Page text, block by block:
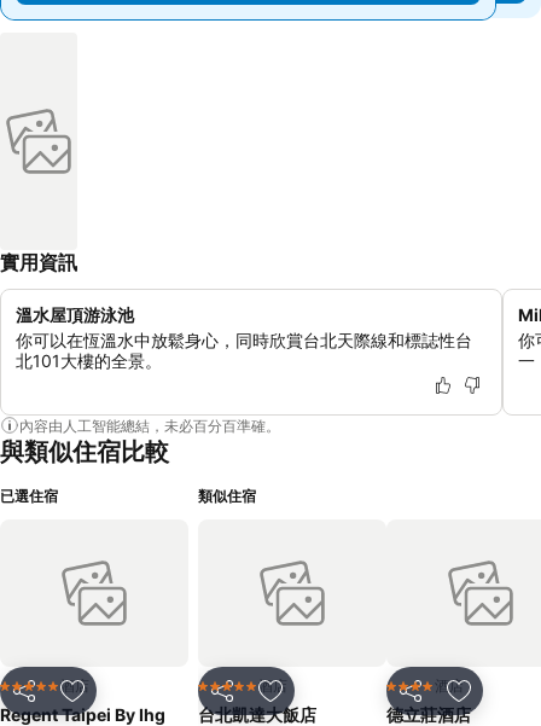
實用資訊
溫水屋頂游泳池
你可以在恆溫水中放鬆身心，同時欣賞台北天際線和標誌性台
北101大樓的全景。
你
一
內容由人工智能總結，未必百分百準確。
與類似住宿比較
已選住宿
分享 放到收藏夾
5 星級 酒店
Regent Taipei By Ihg
類似住宿
分享 放到收藏夾
5 星級 酒店
台北凱達大飯店
分享 放到收藏
4 星級 酒店
德立莊酒店